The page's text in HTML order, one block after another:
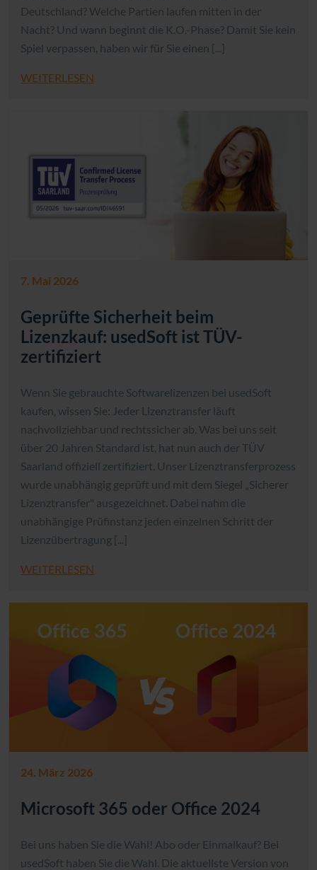
Deutschland? Welche Partien laufen mitten in der
Nacht? Und wann beginnt die K.O.-Phase? Damit Sie kein
Spiel verpassen, haben wir für Sie einen [...]
WEITERLESEN
7. Mai 2026
Geprüfte Sicherheit beim
Lizenzkauf: usedSoft ist TÜV-
zertifiziert
Wenn Sie gebrauchte Softwarelizenzen bei usedSoft
kaufen, wissen Sie: Jeder Lizenztransfer läuft
nachvollziehbar und rechtssicher ab. Was bei uns seit
über 20 Jahren Standard ist, hat nun auch der TÜV
Saarland offiziell zertifiziert. Unser Lizenztransferprozess
wurde unabhängig geprüft und mit dem Siegel „Sicherer
Lizenztransfer" ausgezeichnet. Dabei nahm die
unabhängige Prüfinstanz jeden einzelnen Schritt der
Lizenzübertragung [...]
WEITERLESEN
24. März 2026
Microsoft 365 oder Office 2024
Bei uns haben Sie die Wahl! Abo oder Einmalkauf? Bei
usedSoft haben Sie die Wahl. Die aktuellste Version von